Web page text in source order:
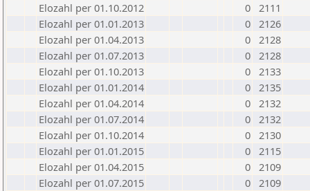
Elozahl per 01.10.2012
0 2111
Elozahl per 01.01.2013
0 2126
Elozahl per 01.04.2013
0 2128
Elozahl per 01.07.2013
0 2128
Elozahl per 01.10.2013
0 2133
Elozahl per 01.01.2014
0 2135
Elozahl per 01.04.2014
0 2132
Elozahl per 01.07.2014
0 2132
Elozahl per 01.10.2014
0 2130
Elozahl per 01.01.2015
0 2115
Elozahl per 01.04.2015
0 2109
Elozahl per 01.07.2015
0 2109